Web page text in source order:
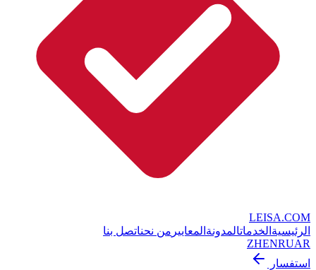
LEISA.COM
الرئيسية الخدماتالمدونة المعايير من نحناتصل بنا
ZHENRUAR
استفسار